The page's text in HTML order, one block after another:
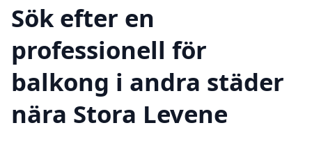
Sök efter en
professionell för
balkong i andra städer
nära Stora Levene